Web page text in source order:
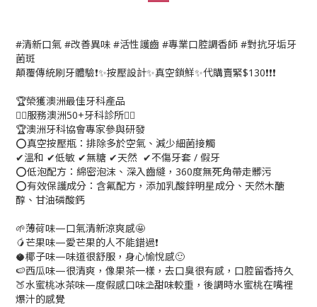
#清新口氣 #改善異味 #活性護齒 #專業口腔調香師 #對抗牙垢牙
菌斑
顛覆傳統刷牙體驗❗✨按壓設計✨真空鎖鮮✨代購賣緊$130❗❗❗
🏆榮獲澳洲最佳牙科產品
👨‍⚕服務澳洲50+牙科診所🧑‍⚕
🏆澳洲牙科協會專家參與研發
⭕真空按壓瓶：排除多於空氣、減少細菌接觸
✔溫和 ✔低敏 ✔無糖 ✔天然 ✔不傷牙套 / 假牙
⭕低泡配方：綿密泡沫、深入齒縫，360度無死角帶走髒污
⭕有效保護成分：含氟配方，添加乳酸鋅明星成分、天然木醣
醇、甘油磷酸鈣
🌱薄荷味—口氣清新涼爽感🤩
🥭芒果味—愛芒果的人不能錯過❗
🥥椰子味—味道很舒服，身心愉悅感🙂
🍉西瓜味—很清爽，像果茶一樣，去口臭很有感，口腔留香持久
🍑水蜜桃冰茶味—度假感口味⛱甜味較重，後調時水蜜桃在嘴裡
爆汁的感覺